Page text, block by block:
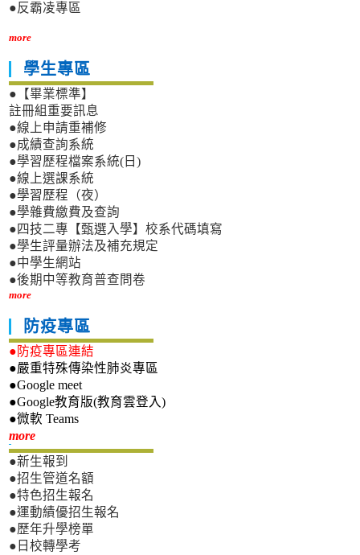
●反霸凌專區
more
學生專區
●【畢業標準】
註冊組重要訊息
●線上申請重補修
●成績查詢系統
●學習歷程檔案系統(日)
●線上選課系統
●學習歷程（夜）
●學雜費繳費及查詢
●四技二專【甄選入學】校系代碼填寫
●學生評量辦法及補充規定
●中學生網站
●後期中等教育普查問卷
more
防疫專區
●防疫專區連結
●嚴重特殊傳染性肺炎專區
●Google meet
●Google教育版(教育雲登入)
●微軟 Teams
more新生專區
●新生報到
●招生管道名額
●特色招生報名
●運動績優招生報名
●歷年升學榜單
●日校轉學考